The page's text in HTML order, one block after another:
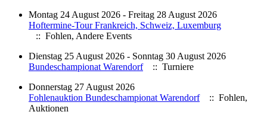
Montag 24 August 2026 - Freitag 28 August 2026
Hoftermine-Tour Frankreich, Schweiz, Luxemburg
:: Fohlen, Andere Events
Dienstag 25 August 2026 - Sonntag 30 August 2026
Bundeschampionat Warendorf
:: Turniere
Donnerstag 27 August 2026
Fohlenauktion Bundeschampionat Warendorf
:: Fohlen,
Auktionen